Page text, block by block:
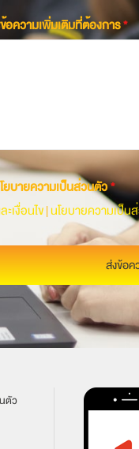
ข้อความเพิ่มเติมที่ต้องการ*
ยบายความเป็นส่วนตัว*
เงื่อนไข|นโยบายความเป็น
ส่งข้อค
ตัว